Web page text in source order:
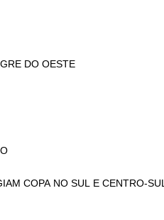
DO OESTE
COPA NO SUL E CENTRO-SUL